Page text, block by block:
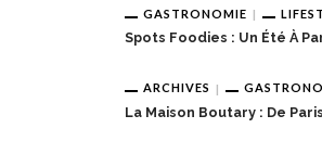
GASTRONOMIE
Spots Foodies : Un Été À
ARCHIVES
La Maison Boutary : De